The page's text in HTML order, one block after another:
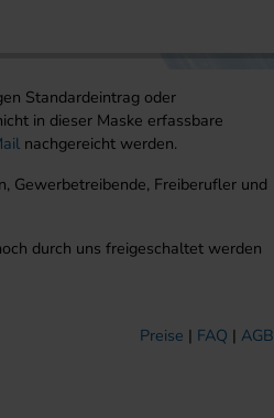
Standardeintrag oder
in dieser Maske erfassbare
nachgereicht werden.
Gewerbetreibende, Freiberufler und
durch uns freigeschaltet werden
Preise | FAQ | AGB